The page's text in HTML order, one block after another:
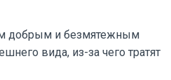
добрым и безмятежным
вида, из-за чего тратят